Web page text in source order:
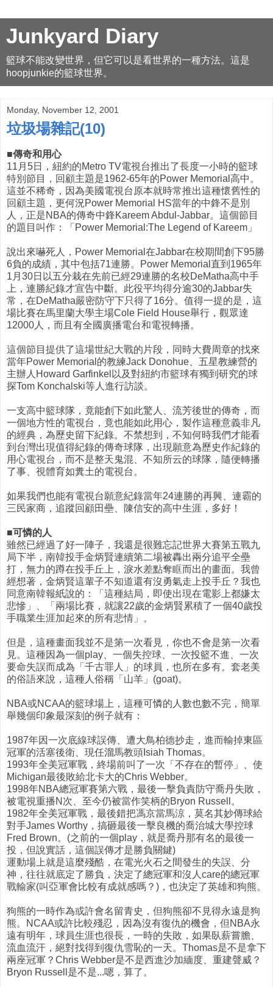
Junkyard Diary
籃球不能改變世界，但它可以是看世界的一種方法。這是
hoopjunkie的籃球世界。
Monday, November 12, 2001
垃圾場雜記(10)
■傳奇和用心
11月5日，紐約的Metro TV電視台推出了長度一小時的籃球
特別節目，回顧主題是1962-65年的Power Memorial高中。
這並不稀奇，因為美國電視台原本就時常推出這種懷舊性的
回顧主題，更何況Power Memorial HS當年的中鋒不是別
人，正是NBA的傳奇中鋒Kareem Abdul-Jabbar。這個節目
的題目叫作：「Power Memorial:The Legend of Kareem」
說出來嚇死人，Power Memorial在Jabbar在校期間創下95勝
6負的成績，其中包括71連勝。Power Memorial直到1965年
1月30日以五分栽在先前已經29連勝的名校DeMatha高中手
上，連勝紀錄才宣告中斷。此役平均得分逾30的Jabbar失
常，在DeMatha嚴密防守下只得了16分。值得一提的是，這
場比賽在馬里蘭大學主場Cole Field House舉行，觀眾達
12000人，而且有全國廣播電台和電視轉播。
這個節目提供了這場世紀大戰的片段，同時大費周章的找來
當年Power Memorial的教練Jack Donohue、五星教練營的
主辦人Howard Garfinkel以及對紐約市籃球有獨到研究的球
探Tom Konchalski等人進行訪談。
一支高中籃球隊，竟能創下如此驚人、流芳後世的傳奇，而
一個地方性的電視台，竟也能如此用心，製作這種意義非凡
的經典，為歷史留下紀錄。不禁想到，不知何時我們才能看
到台灣出現值得紀錄的傳奇球隊，出現願意為歷史作紀錄的
用心電視台，而不是整天鬼混、不知所云的球隊，隨便轉播
了事、視體育如糞土的電視台。
如果我們也能有電視台願意紀錄當年24連勝的再興、連霸的
三民家商，追蹤回顧田壘、陳信安的高中生涯，多好！
■可憐的人
雖然已經過了好一陣子，我還是很難忘記世界大賽第五戰九
局下半，南韓投手金炳賢連續第二場被轟出兩分追平全壘
打，無力的蹲在投手丘上，淚水差點奪眶而出的畫面。我曾
經想著，金炳賢這輩子不知道還有沒勇氣走上投手丘？我也
同意南韓報紙說的：「這種結局，即使出現在電影上都嫌太
悲慘」、「兩場比賽，就讓22歲的金炳賢累積了一個40歲投
手職業生涯加起來的所有悲情」。
但是，這種畫面我並不是第一次看見，你也不會是第一次看
見。這種因為一個play、一個失控球、一次投籃不進、一次
要命失誤而成為「千古罪人」的球員，也所在多有。套老美
的俗語來說，這種人俗稱「山羊」(goat)。
NBA或NCAA的籃球場上，這種可憐的人數也數不完，簡單
舉幾個印象最深刻的例子就有：
1987年因一次底線球誤傳、遭大鳥柏德抄走，進而輸掉東區
冠軍的活塞後衛、現任溜馬教頭Isiah Thomas。
1993年全美冠軍戰，終場前叫了一次「不存在的暫停」、使
Michigan最後敗給北卡大的Chris Webber。
1998年NBA總冠軍賽第六戰，最後一擊負責防守喬丹失敗，
被電視重播N次、至今仍被當作笑柄的Bryon Russell。
1982年全美冠軍戰，最後錯把馮京當馬涼，莫名其妙傳球給
對手James Worthy，搞砸最後一擊良機的喬治城大學控球
Fred Brown。(之前的一個play，就是喬丹那有名的最後一
投，但說實話，這個誤傳才是勝負關鍵)
運動場上就是這麼殘酷，在電光火石之間發生的失誤、分
神，往往就底定了勝負，決定了總冠軍和沒人care的總冠軍
戰輸家(叫亞軍會比較有成就感嗎？)，也決定了英雄和狗熊。
狗熊的一時作為或許會名留青史，但狗熊卻不見得永遠是狗
熊。NCAA或許比較殘忍，因為沒有復仇的機會，但NBA永
遠有明年，球員生涯也很長，一時的失敗，如果臥薪嘗膽、
流血流汗，絕對找得到復仇雪恥的一天。Thomas是不是拿下
兩座冠軍？Chris Webber是不是西進沙加緬度、重建聲威？
Bryon Russell是不是...嗯，算了。